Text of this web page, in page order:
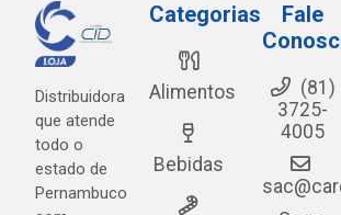
Distribuidora
que atende
todo o
estado de
Pernambuco
Categorias
Alimentos
Bebidas
Fale
(81)
3725-
4005